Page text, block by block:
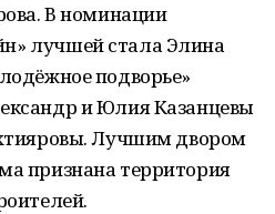
В номинации
лучшей стала Элина
подворье»
и Юлия Казанцевы
Лучшим двором
признана территория